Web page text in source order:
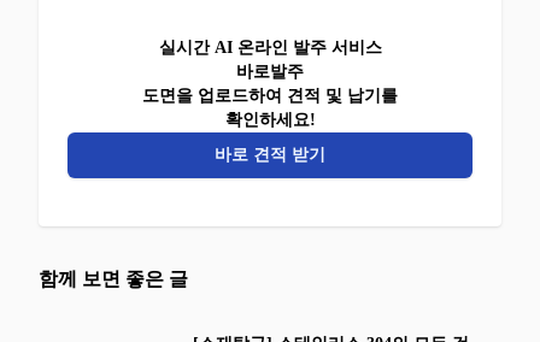
실시간 AI 온라인 발주 서비스
바로발주
도면을 업로드하여 견적 및 납기를
확인하세요!
바로 견적 받기
함께 보면 좋은 글